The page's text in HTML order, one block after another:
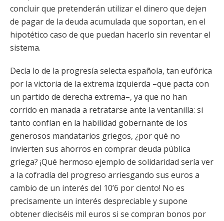
concluir que pretenderán utilizar el dinero que dejen
de pagar de la deuda acumulada que soportan, en el
hipotético caso de que puedan hacerlo sin reventar el
sistema.
Decía lo de la progresía selecta española, tan eufórica
por la victoria de la extrema izquierda –que pacta con
un partido de derecha extrema–, ya que no han
corrido en manada a retratarse ante la ventanilla: si
tanto confían en la habilidad gobernante de los
generosos mandatarios griegos, ¿por qué no
invierten sus ahorros en comprar deuda pública
griega? ¡Qué hermoso ejemplo de solidaridad sería ver
a la cofradía del progreso arriesgando sus euros a
cambio de un interés del 10’6 por ciento! No es
precisamente un interés despreciable y supone
obtener dieciséis mil euros si se compran bonos por